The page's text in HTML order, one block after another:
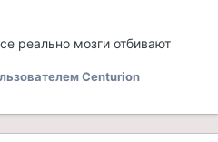
реально мозги отбивают
Centurion